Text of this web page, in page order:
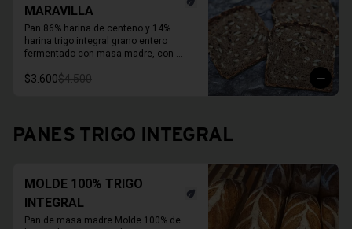
MARAVILLA
Pan 86% harina de centeno y 14%
harina trigo integral grano entero
fermentado con masa madre, con
Molde de 1 KG.
En primavera verano REFRIGERAR
INMEDIATAMENTE.
$3.600$4.500
PANES TRIGO INTEGRAL
MOLDE 100% TRIGO
INTEGRAL
Pan de masa madre Molde 100% de